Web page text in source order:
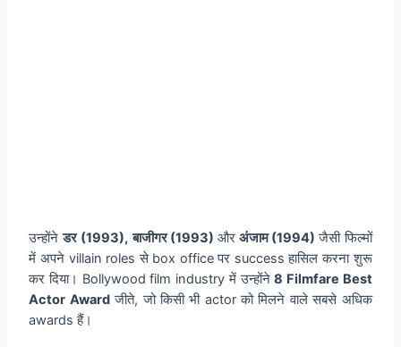
उन्होंनेडर (1993), बाजीगर (1993) औरअंजाम (1994)जैसी फिल्मों
में अपने villain roles से box office पर success हासिल करना शुरू
कर दिया। Bollywood film industry में उन्होंने8 Filmfare Best
Actor Awardजीते, जो किसी भी actor को मिलने वाले सबसे अधिक
awards हैं।